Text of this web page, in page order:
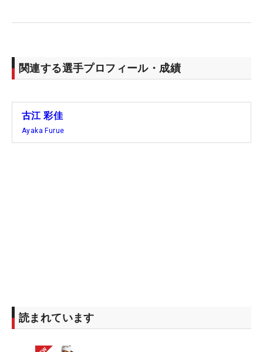
関連する選手プロフィール・成績
古江 彩佳
Ayaka Furue
読まれています